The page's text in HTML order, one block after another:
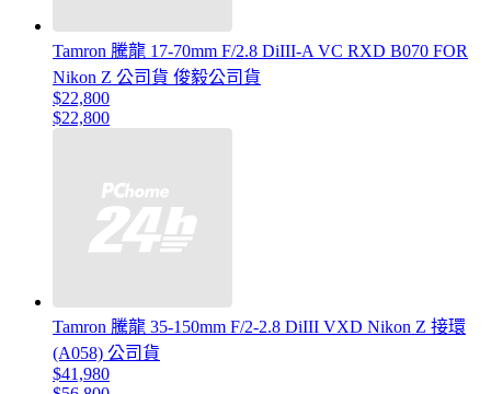
Tamron 騰龍 17-70mm F/2.8 DiIII-A VC RXD B070 FOR
Nikon Z 公司貨 俊毅公司貨
$22,800
$22,800
Tamron 騰龍 35-150mm F/2-2.8 DiIII VXD Nikon Z 接環
(A058) 公司貨
$41,980